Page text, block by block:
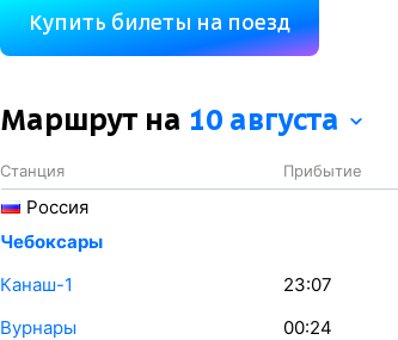
Купить билеты на поезд
Маршрут на 10 августа
Станция Прибытие
Россия
Чебоксары
Канаш-1
23:07
Вурнары
00:24